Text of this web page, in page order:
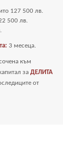
127 500 лв.
500 лв.
3 месеца.
към
за ДЕЛИТА
от